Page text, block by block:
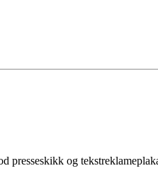
presseskikk og